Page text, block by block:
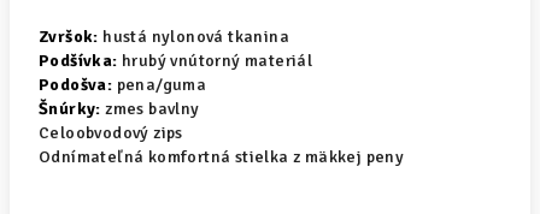
Zvršok: hustá nylonová tkanina
Podšívka: hrubý vnútorný materiál
Podošva: pena/guma
Šnúrky: zmes bavlny
Celoobvodový zips
Odnímateľná komfortná stielka z mäkkej peny